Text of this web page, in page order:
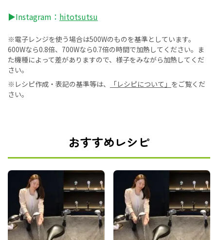
▶Instagram： hitotsutsu
※電子レンジを使う場合は500Wのものを基準としています。
600Wなら0.8倍、700Wなら0.7倍の時間で加熱してください。ま
た機種によって差がありますので、様子をみながら加熱してくだ
さい。
※レシピ作成・表記の基準等は、
「レシピについて」 をご覧くだ
さい。
おすすめレシピ